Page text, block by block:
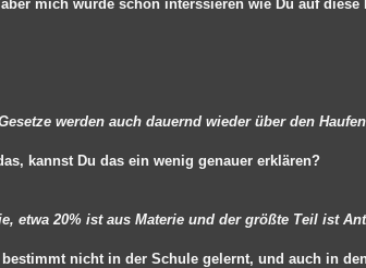
mich würde schon interssieren wie Du auf
werden auch dauernd wieder über den
kannst Du das ein wenig genauer erklären?
etwa 20% ist aus Materie und der größte Teil ist
nicht in der Schule gelernt, und auch in